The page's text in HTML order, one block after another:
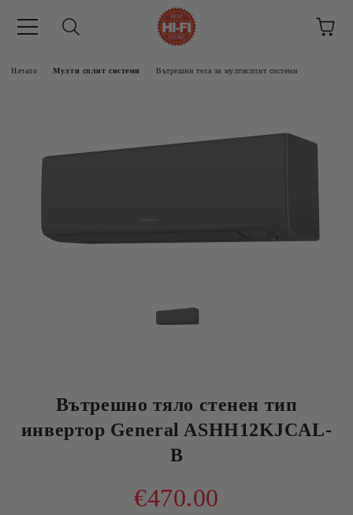
Начало Мулти сплит системи Вътрешни тела за мултисплит системи
Вътрешно тяло стенен тип
инвертор General ASHH12KJCAL-
B
€470.00